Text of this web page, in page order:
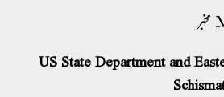
مخبر
US State Department and